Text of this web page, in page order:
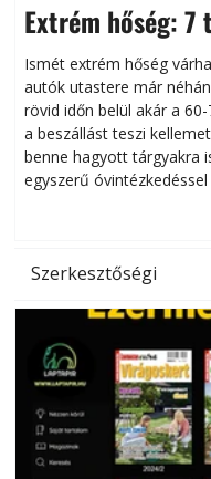
Extrém hőség: 7
megóvhatjuk
Ismét extrém hőség
autók utastere már
rövid időn belül akár a
a beszállást teszi
benne hagyott tárgyakra
egyszerű
Szerkesztőségi